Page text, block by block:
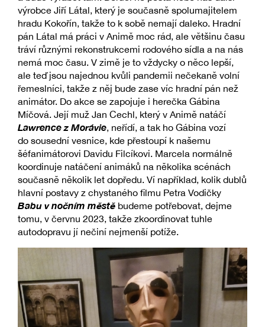
výrobce Jiří Látal, který je současně spolumajitelem
hradu Kokořín, takže to k sobě nemají daleko. Hradní
pán Látal má práci v Animě moc rád, ale většinu času
tráví různými rekonstrukcemi rodového sídla a na nás
nemá moc času. V zimě je to vždycky o něco lepší,
ale teď jsou najednou kvůli pandemii nečekaně volní
řemeslníci, takže z něj bude zase víc hradní pán než
animátor. Do akce se zapojuje i herečka Gábina
Míčová. Její muž Jan Cechl, který v Animě natáčí
Lawrence z Morávie, neřídí, a tak ho Gábina vozí
do sousední vesnice, kde přestoupí k našemu
šéfanimátorovi Davidu Filcíkovi. Marcela normálně
koordinuje natáčení animáků na několika scénách
současně několik let dopředu. Ví například, kolik dublů
hlavní postavy z chystaného filmu Petra Vodičky
Babu v nočním městě budeme potřebovat, dejme
tomu, v červnu 2023, takže zkoordinovat tuhle
autodopravu jí nečiní nejmenší potíže.